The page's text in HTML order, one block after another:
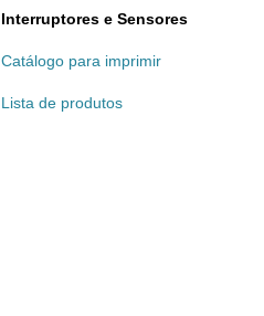
Interruptores e Sensores
Catálogo para imprimir
Lista de produtos